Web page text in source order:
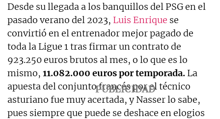
Desde su llegada a los banquillos del PSG en el
pasado verano del 2023, Luis Enrique se
convirtió en el entrenador mejor pagado de
toda la Ligue 1 tras firmar un contrato de
923.250 euros brutos al mes, o lo que es lo
mismo, 11.082.000 euros por temporada. La
apuesta del conjunto francés por el técnico
asturiano fue muy acertada, y Nasser lo sabe,
pues siempre que puede se deshace en elogios